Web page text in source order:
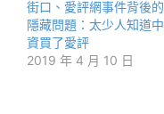
街口、愛評網事件背後的
隱藏問題：太少人知道中
資買了愛評
2019 年 4 月 10 日